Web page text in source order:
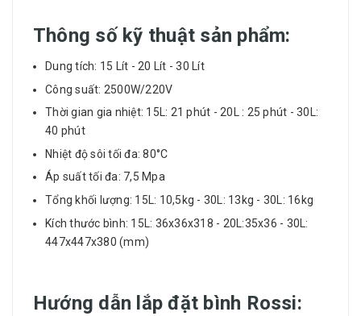
Thông số kỹ thuật sản phẩm:
Dung tích: 15 Lít - 20 Lít - 30 Lít
Công suất: 2500W/220V
Thời gian gia nhiệt: 15L: 21 phút - 20L : 25 phút - 30L:
40 phút
Nhiệt độ sôi tối đa: 80°C
Áp suất tối đa: 7,5 Mpa
Tổng khối lượng: 15L: 10,5kg - 30L: 13kg - 30L: 16kg
Kích thước bình: 15L: 36x36x318 - 20L:35x36 - 30L:
447x447x380 (mm)
Hướng dẫn lắp đặt bình Rossi: